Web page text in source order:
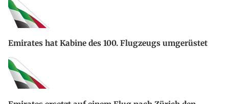
Emirates hat Kabine des 100. Flugzeugs umgerüstet